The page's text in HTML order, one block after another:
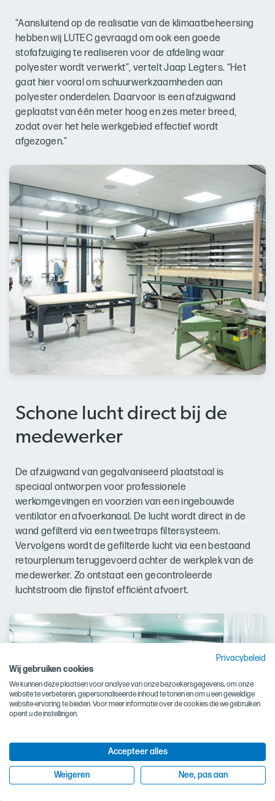
“Aansluitend op de realisatie van de klimaatbeheersing
hebben wij LUTEC gevraagd om ook een goede
stofafzuiging te realiseren voor de afdeling waar
polyester wordt verwerkt”, vertelt Jaap Legters. “Het
gaat hier vooral om schuurwerkzaamheden aan
polyester onderdelen. Daarvoor is een afzuigwand
geplaatst van één meter hoog en zes meter breed,
zodat over het hele werkgebied effectief wordt
afgezogen.”
Schone lucht direct bij de
medewerker
De afzuigwand van gegalvaniseerd plaatstaal is
speciaal ontworpen voor professionele
werkomgevingen en voorzien van een ingebouwde
ventilator en afvoerkanaal. De lucht wordt direct in de
wand gefilterd via een tweetraps filtersysteem.
Vervolgens wordt de gefilterde lucht via een bestaand
retourplenum teruggevoerd achter de werkplek van de
medewerker. Zo ontstaat een gecontroleerde
luchtstroom die fijnstof efficiënt afvoert.
Privacybeleid
Wij gebruiken cookies
We kunnen deze plaatsen voor analyse van onze bezoekersgegevens, om onze
website te verbeteren, gepersonaliseerde inhoud te tonen en om u een geweldige
website-ervaring te bieden. Voor meer informatie over de cookies die we gebruiken
opent u de instellingen.
Accepteer alles
Weigeren Nee, pas aan